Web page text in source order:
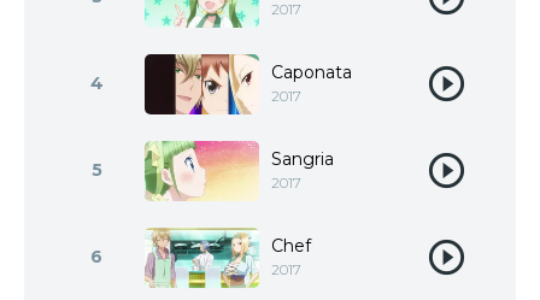
2017
4 Caponata
2017
5 Sangria
2017
6 Chef
2017